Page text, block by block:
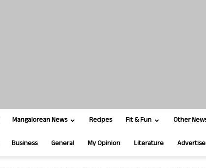
Mangalorean News Recipes Fit & Fun Other
Business General My Opinion Literature